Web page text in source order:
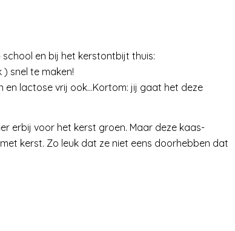
en bij het kerstontbijt thuis:
snel te maken!
en lactose vrij ook…Kortom: jij gaat het deze
erbij voor het kerst groen. Maar deze kaas-
kerst. Zo leuk dat ze niet eens doorhebben dat